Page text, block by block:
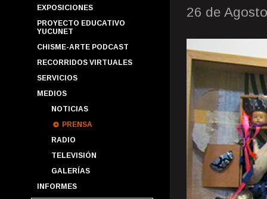
EXPOSICIONES
PROYECTO EDUCATIVO
YUCUNET
CHISME-ARTE PODCAST
RECORRIDOS VIRTUALES
SERVICIOS
MEDIOS
NOTICIAS
PRENSA
RADIO
TELEVISIÓN
GALERÍAS
INFORMES
26 de